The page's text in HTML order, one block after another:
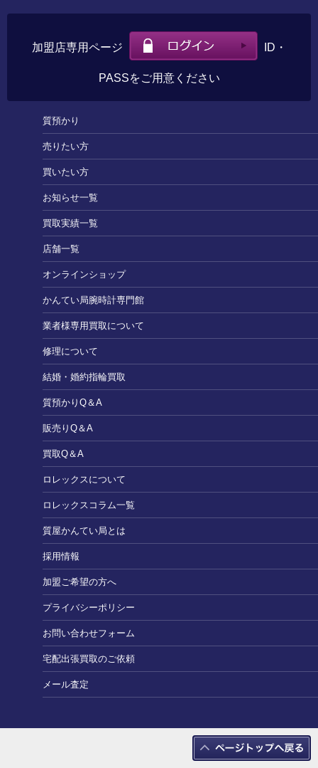
加盟店専用ページ ID・
PASSをご用意ください
質預かり
売りたい方
買いたい方
お知らせ一覧
買取実績一覧
店舗一覧
オンラインショップ
かんてい局腕時計専門館
業者様専用買取について
修理について
結婚・婚約指輪買取
質預かりQ＆A
販売りQ＆A
買取Q＆A
ロレックスについて
ロレックスコラム一覧
質屋かんてい局とは
採用情報
加盟ご希望の方へ
プライバシーポリシー
お問い合わせフォーム
宅配出張買取のご依頼
メール査定
Copyright $00A9 2010 質屋：かんてい局 All Rights Reserved.